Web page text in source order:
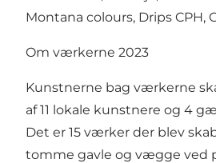
Montana colours, Drips CPH,
Om værkerne 2023
Kunstnerne bag værkerne
af 11 lokale kunstnere og 4
Det er 15 værker der blev
tomme gavle og vægge ved